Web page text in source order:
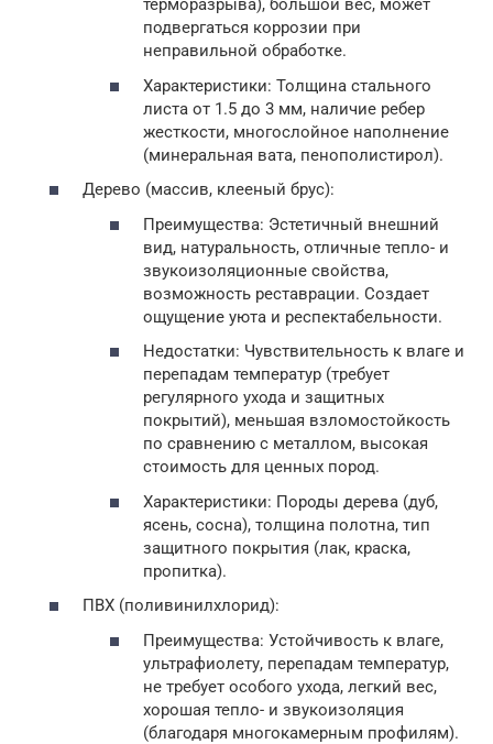
терморазрыва), большой вес, может
подвергаться коррозии при
неправильной обработке.
Характеристики: Толщина стального
листа от 1.5 до 3 мм, наличие ребер
жесткости, многослойное наполнение
(минеральная вата, пенополистирол).
Дерево (массив, клееный брус):
Преимущества: Эстетичный внешний
вид, натуральность, отличные тепло- и
звукоизоляционные свойства,
возможность реставрации. Создает
ощущение уюта и респектабельности.
Недостатки: Чувствительность к влаге и
перепадам температур (требует
регулярного ухода и защитных
покрытий), меньшая взломостойкость
по сравнению с металлом, высокая
стоимость для ценных пород.
Характеристики: Породы дерева (дуб,
ясень, сосна), толщина полотна, тип
защитного покрытия (лак, краска,
пропитка).
ПВХ (поливинилхлорид):
Преимущества: Устойчивость к влаге,
ультрафиолету, перепадам температур,
не требует особого ухода, легкий вес,
хорошая тепло- и звукоизоляция
(благодаря многокамерным профилям).